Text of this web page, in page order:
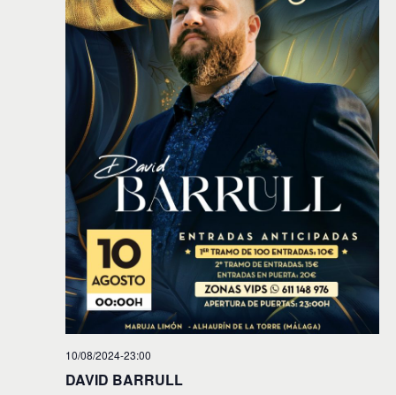
10/08/2024-23:00
DAVID BARRULL